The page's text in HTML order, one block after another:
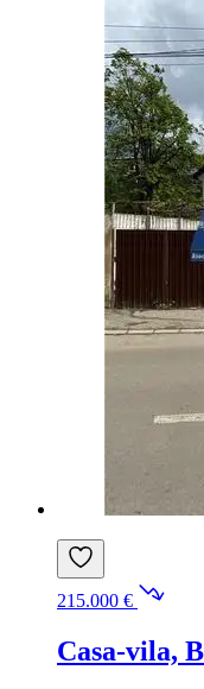
215.000 €
Casa-vila,